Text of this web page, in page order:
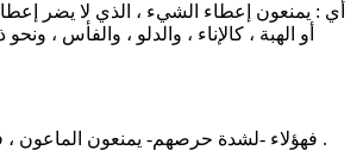
أي : يمنعون إعطاء الشيء ، الذي لا يضر
أو الهبة ، كالإناء ، والدلو ، والفأس ،
فهؤلاء -لشدة حرصهم- يمنعون الماعون ، فكيف بما هو أكثر منه .